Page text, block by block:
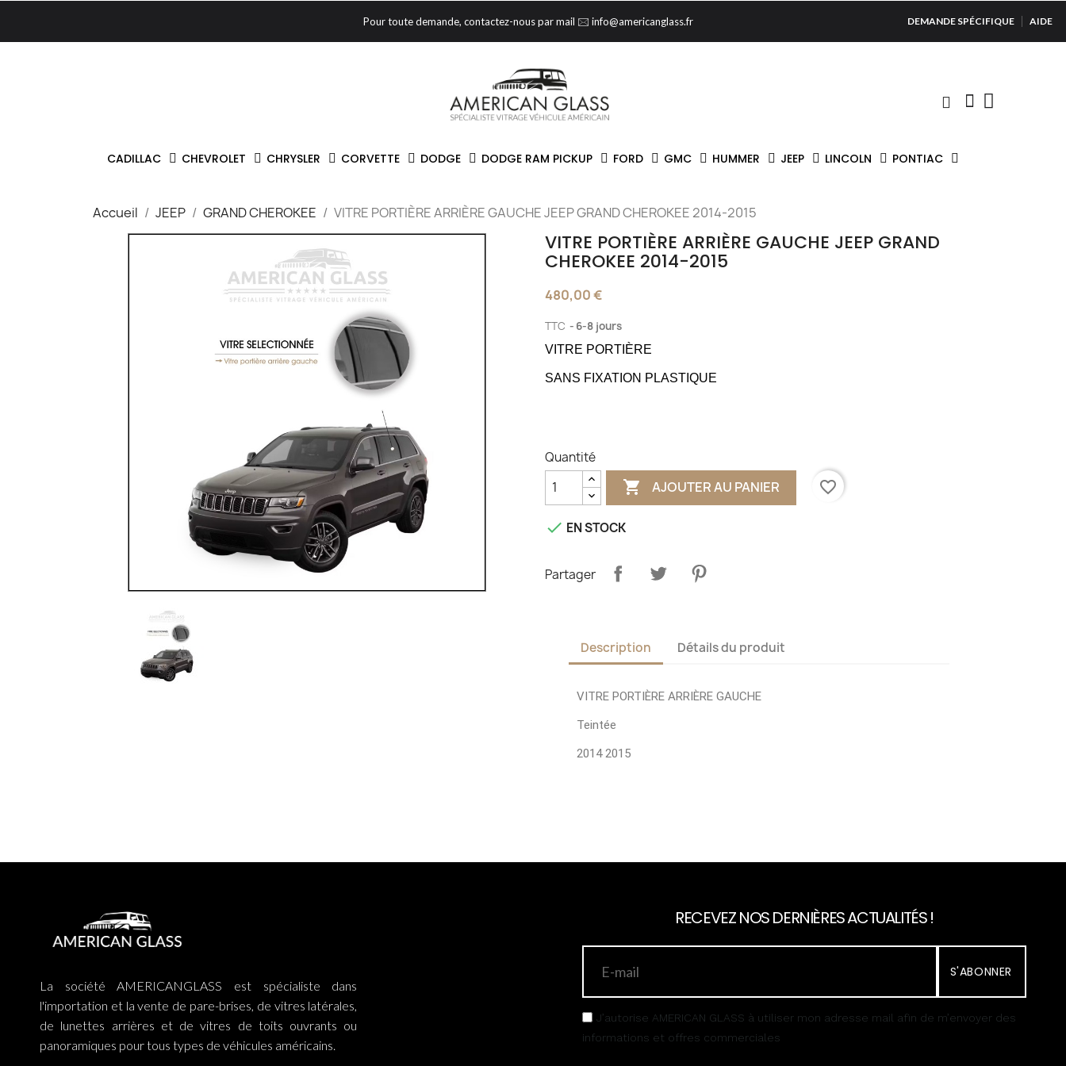
Pour toute demande, contactez-nous par mail 🖂 info@americanglass.fr DEMANDE SPÉCIFIQUE AIDE
CADILLAC CHEVROLET CHRYSLER CORVETTE DODGE DODGE RAM PICKUP FORD GMC HUMMER JEEP LINCOLN PONTIAC
Accueil JEEP GRAND CHEROKEE VITRE PORTIÈRE ARRIÈRE GAUCHE JEEP GRAND CHEROKEE 2014-2015
VITRE PORTIÈRE ARRIÈRE GAUCHE JEEP GRAND
CHEROKEE 2014-2015
480,00 €
TTC 6-8 jours
VITRE PORTIÈRE
SANS FIXATION PLASTIQUE
Quantité
 AJOUTER AU PANIER favorite_border
 EN STOCK
Partager
Description Détails du produit
VITRE PORTIÈRE ARRIÈRE GAUCHE
Teintée
2014 2015
La société AMERICANGLASS est spécialiste dans
l'importation et la vente de pare-brises, de vitres latérales,
de lunettes arrières et de vitres de toits ouvrants ou
panoramiques pour tous types de véhicules américains.
RECEVEZ NOS DERNIÈRES ACTUALITÉS !
S'ABONNER
J’autorise AMERICAN GLASS à utiliser mon adresse mail afin de m’envoyer des
informations et offres commerciales